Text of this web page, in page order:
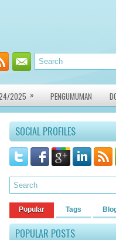
2025 » PENGUMUMAN
SOCIAL PROFILES
Popular Tags
POPULAR POSTS